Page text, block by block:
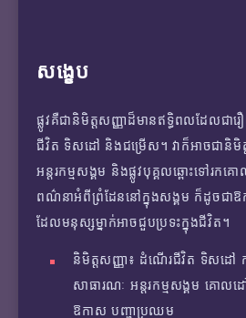
សង្ខេប
ផ្លូវគឺជានិមិត្តសញ្ញាដ៏មានឥទ្ធិពលដែលជ
ជីវិត ទិសដៅ និងជម្រើស។ វាក៏អាចជានិមិត្
អន្តរកម្មសង្គម និងផ្លូវបុគ្គលឆ្ពោះទៅរក
ពណ៌នាអំពីព្រំដែននៅក្នុងសង្គម ក៏ដូចជា
ដែលមនុស្សម្នាក់អាចជួបប្រទះក្នុងជីវិត។
និមិត្តសញ្ញា៖ ដំណើរជីវិត ទិសដៅ ក
សាធារណៈ អន្តរកម្មសង្គម គោលដ
ឱកាស បញ្ហាប្រឈម